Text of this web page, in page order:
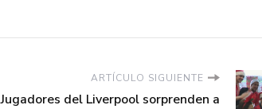
ARTÍCULO SIGUIENTE
Jugadores del Liverpool sorprenden a